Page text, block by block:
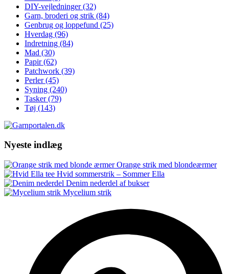
DIY-vejledninger(32)
Garn, broderi og strik (84)
Genbrug og loppefund (25)
Hverdag (96)
Indretning (84)
Mad (30)
Papir(62)
Patchwork (39)
Perler(45)
Syning (240)
Tasker(79)
Tøj (143)
Nyeste indlæg
Orange strik med blondeærmer
Hvid sommerstrik – Sommer Ella
Denim nederdel af bukser
Mycelium strik